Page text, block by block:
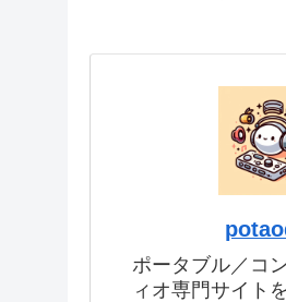
ポータブル／コ
ィオ専門サイト